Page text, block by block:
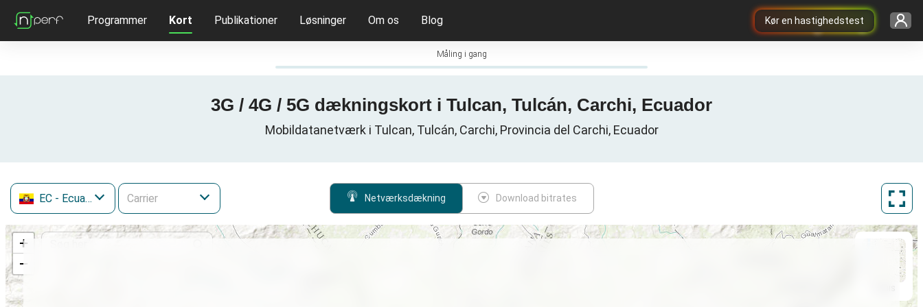
Kør en hastighedstest
Programmer Kort Publikationer Løsninger Om os Blog
Måling i gang
3G / 4G / 5G dækningskort i Tulcan, Tulcán, Carchi, Ecuador
Mobildatanetværk i Tulcan, Tulcán, Carchi, Provincia del Carchi, Ecuador
EC - Ecuador Netværksdækning Download bitrates
+
−